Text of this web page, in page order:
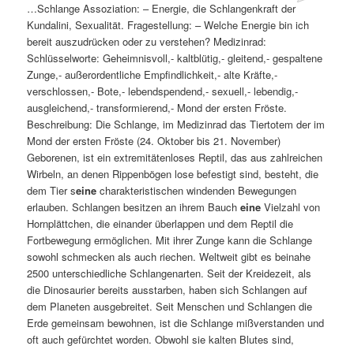
…Schlange Assoziation: – Energie, die Schlangenkraft der
Kundalini, Sexualität. Fragestellung: – Welche Energie bin ich
bereit auszudrücken oder zu verstehen? Medizinrad:
Schlüsselworte: Geheimnisvoll,- kaltblütig,- gleitend,- gespaltene
Zunge,- außerordentliche Empfindlichkeit,- alte Kräfte,-
verschlossen,- Bote,- lebendspendend,- sexuell,- lebendig,-
ausgleichend,- transformierend,- Mond der ersten Fröste.
Beschreibung: Die Schlange, im Medizinrad das Tiertotem der im
Mond der ersten Fröste (24. Oktober bis 21. November)
Geborenen, ist ein extremitätenloses Reptil, das aus zahlreichen
Wirbeln, an denen Rippenbögen lose befestigt sind, besteht, die
dem Tier seine charakteristischen windenden Bewegungen
erlauben. Schlangen besitzen an ihrem Baucheine Vielzahl von
Hornplättchen, die einander überlappen und dem Reptil die
Fortbewegung ermöglichen. Mit ihrer Zunge kann die Schlange
sowohl schmecken als auch riechen. Weltweit gibt es beinahe
2500 unterschiedliche Schlangenarten. Seit der Kreidezeit, als
die Dinosaurier bereits ausstarben, haben sich Schlangen auf
dem Planeten ausgebreitet. Seit Menschen und Schlangen die
Erde gemeinsam bewohnen, ist die Schlange mißverstanden und
oft auch gefürchtet worden. Obwohl sie kalten Blutes sind,